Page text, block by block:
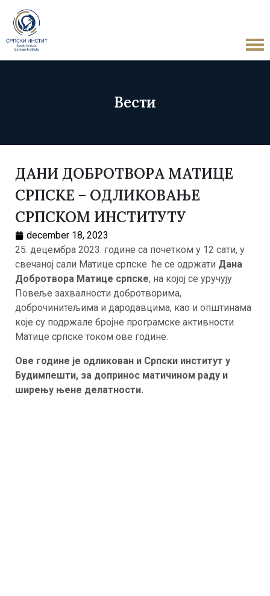
Вести
ДАНИ ДОБРОТВОРА МАТИЦЕ
СРПСКЕ – ОДЛИКОВАЊЕ
СРПСКОМ ИНСТИТУТУ
december 18, 2023
25. децембра 2023. године са почетком у 12 сати, у
свечаној сали Матице српске ће се одржати Дана
Добротвора Матице српске, на којој се уручују
Повеље захвалности добротворима,
доброчинитељима и дародавцима, као и општинама
које су подржале бројне програмске активности
Матице српске током ове године.
Ове године је одликован и Српски институт у
Будимпешти, за допринос матичином раду и
ширењу њене делатности.